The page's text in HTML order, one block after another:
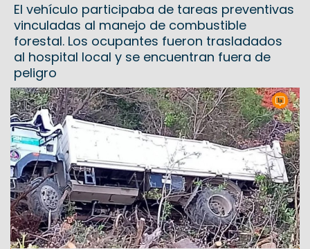
El vehículo participaba de tareas preventivas
vinculadas al manejo de combustible
forestal. Los ocupantes fueron trasladados
al hospital local y se encuentran fuera de
peligro